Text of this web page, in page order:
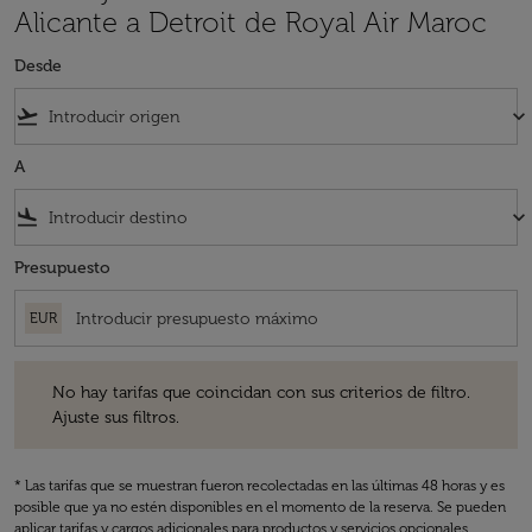
Alicante a Detroit de Royal Air Maroc
Desde
flight_takeoff keyboard_arrow_down
A
flight_land keyboard_arrow_down
Presupuesto
EUR
No hay tarifas que coincidan con sus criterios de filtro.
Ajuste sus filtros.
* Las tarifas que se muestran fueron recolectadas en las últimas 48 horas y es
posible que ya no estén disponibles en el momento de la reserva. Se pueden
aplicar tarifas y cargos adicionales para productos y servicios opcionales.